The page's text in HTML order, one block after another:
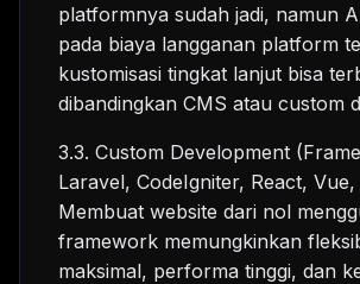
platformnya sudah jadi, namun
pada biaya langganan platform
kustomisasi tingkat lanjut bisa
dibandingkan CMS atau custom
3.3. Custom Development
Laravel, CodeIgniter, React, Vue,
Membuat website dari nol
framework memungkinkan
maksimal, performa tinggi, dan